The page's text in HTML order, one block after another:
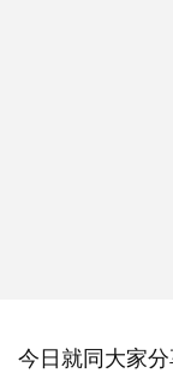
今日就同大家分